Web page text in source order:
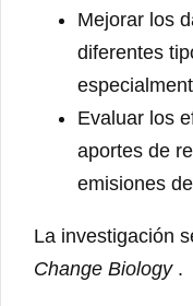
Mejorar los
diferentes
Evaluar los
aportes de
emisiones
La investigación
Change Biology.